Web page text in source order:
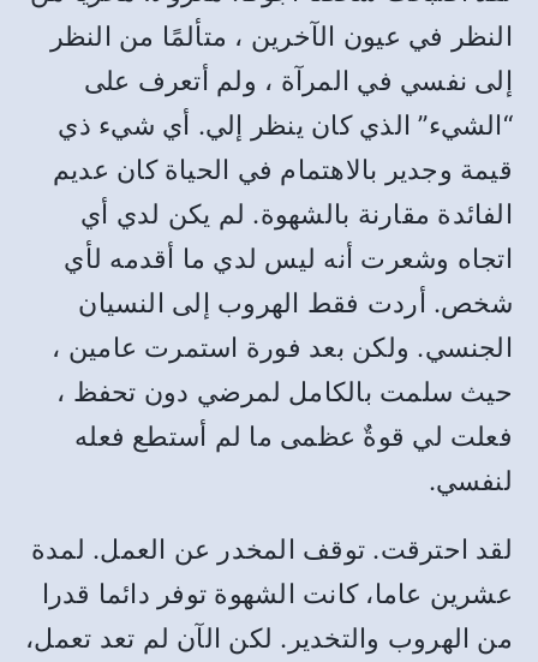
النظر في عيون الآخرين ، متألمًا من النظر
إلى نفسي في المرآة ، ولم أتعرف على
“الشيء” الذي كان ينظر إلي. أي شيء ذي
قيمة وجدير بالاهتمام في الحياة كان عديم
الفائدة مقارنة بالشهوة. لم يكن لدي أي
اتجاه وشعرت أنه ليس لدي ما أقدمه لأي
شخص. أردت فقط الهروب إلى النسيان
الجنسي. ولكن بعد فورة استمرت عامين ،
حيث سلمت بالكامل لمرضي دون تحفظ ،
فعلت لي قوةٌ عظمى ما لم أستطع فعله
لنفسي.
لقد احترقت. توقف المخدر عن العمل. لمدة
عشرين عاما، كانت الشهوة توفر دائما قدرا
من الهروب والتخدير. لكن الآن لم تعد تعمل،